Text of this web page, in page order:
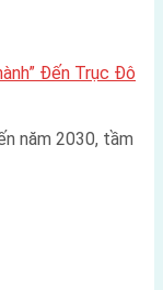
Đến Trục Đô
năm 2030, tầm